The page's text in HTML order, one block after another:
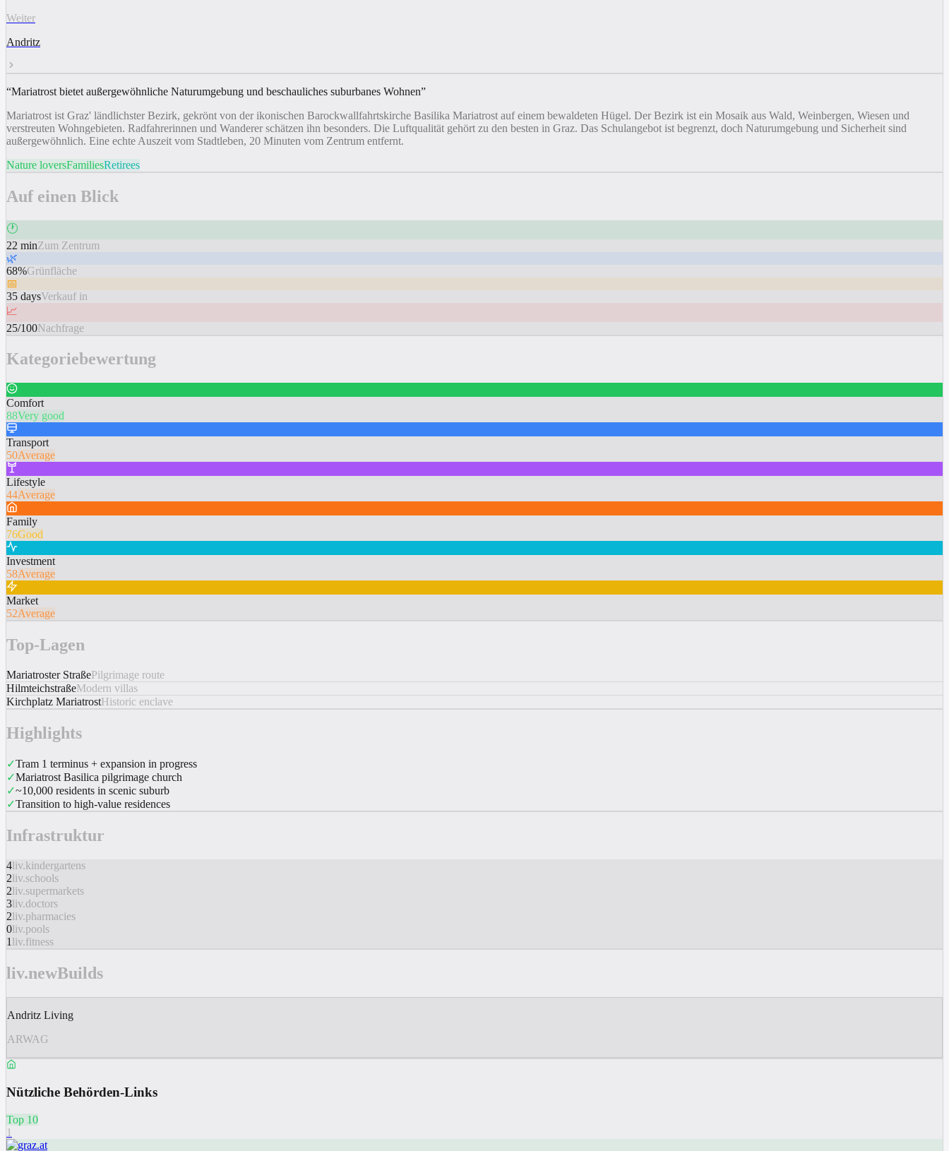
Weiter
Andritz
“Mariatrost bietet außergewöhnliche Naturumgebung und beschauliches suburbanes Wohnen”
Mariatrost ist Graz' ländlichster Bezirk, gekrönt von der ikonischen Barockwallfahrtskirche Basilika Mariatrost auf einem bewaldeten Hügel. Der Bezirk ist ein Mosaik aus Wald, Weinbergen, Wiesen und
verstreuten Wohngebieten. Radfahrerinnen und Wanderer schätzen ihn besonders. Die Luftqualität gehört zu den besten in Graz. Das Schulangebot ist begrenzt, doch Naturumgebung und Sicherheit sind
außergewöhnlich. Eine echte Auszeit vom Stadtleben, 20 Minuten vom Zentrum entfernt.
Nature loversFamiliesRetirees
Auf einen Blick
🕐
22 minZum Zentrum
🌿
68%Grünfläche
📅
35 daysVerkauf in
📈
25/100Nachfrage
Kategoriebewertung
Comfort
88Very good
Transport
50Average
Lifestyle
44Average
Family
76Good
Investment
58Average
Market
52Average
Top-Lagen
Mariatroster StraßePilgrimage route
HilmteichstraßeModern villas
Kirchplatz MariatrostHistoric enclave
Highlights
✓Tram 1 terminus + expansion in progress
✓Mariatrost Basilica pilgrimage church
✓~10,000 residents in scenic suburb
✓Transition to high-value residences
Infrastruktur
4liv.kindergartens
2liv.schools
2liv.supermarkets
3liv.doctors
2liv.pharmacies
0liv.pools
1 liv.fitness
liv.newBuilds
Andritz Living
ARWAG
Nützliche Behörden-Links
Top 10
1